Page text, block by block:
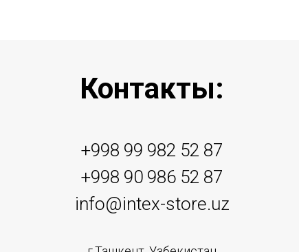
Контакты:
+998 99 982 52 87
+998 90 986 52 87
info@intex-store.uz